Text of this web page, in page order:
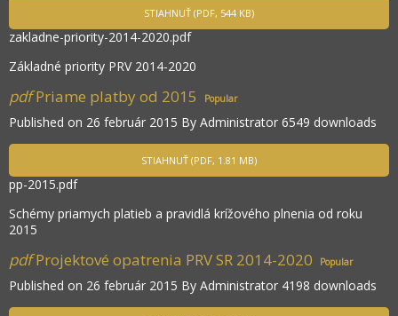
STIAHNUŤ (PDF, 544 KB)
zakladne-priority-2014-2020.pdf
Základné priority PRV 2014-2020
pdf Priame platby od 2015 Popular
Published on 26 február 2015 By Administrator 6549 downloads
STIAHNUŤ (PDF, 1.81 MB)
pp-2015.pdf
Schémy priamych platieb a pravidlá krížového plnenia od roku
2015
pdf Projektové opatrenia PRV SR 2014-2020 Popular
Published on 26 február 2015 By Administrator 4198 downloads